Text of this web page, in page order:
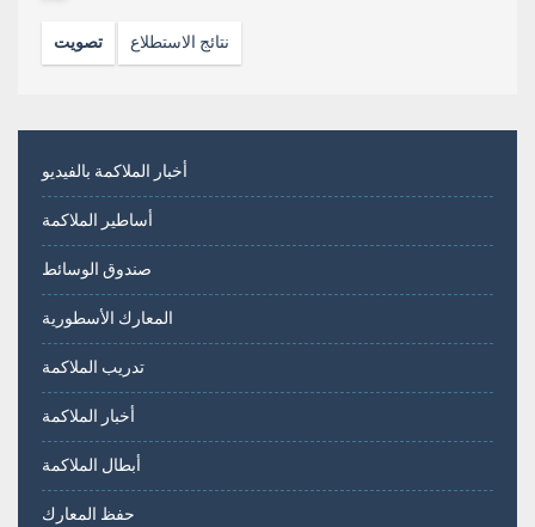
تصويت نتائج الاستطلاع
أخبار الملاكمة بالفيديو
أساطير الملاكمة
صندوق الوسائط
المعارك الأسطورية
تدريب الملاكمة
أخبار الملاكمة
أبطال الملاكمة
حفظ المعارك